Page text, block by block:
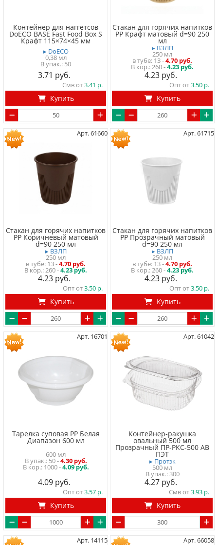
Контейнер для наггетсов
DoECO BASE Fast Food Box S
Крафт 115×74×45 мм
▸ DoECO
0,38 мл
50
3.71
Смв от3.41
Купить
Стакан для горячих напитков
PP Крафт матовый d=90 250
мл
▸ ВЗЛП
250 мл
в тубе 13-4.70 руб.
260 -4.23 руб.
4.23
Опт от3.50
Купить
Арт. 61660
Стакан для горячих напитков
PP Коричневый матовый
d=90 250 мл
▸ ВЗЛП
250 мл
в тубе 13-4.70 руб.
260 -4.23 руб.
4.23
Опт от3.50
Купить
Арт. 61715
Стакан для горячих напитков
PP Прозрачный матовый
d=90 250 мл
▸ ВЗЛП
250 мл
в тубе 13-4.70 руб.
260 -4.23 руб.
4.23
Опт от3.50
Купить
Арт. 16701
Тарелка суповая PP Белая
Диапазон 600 мл
600 мл
50-4.30 руб.
1000 -4.09 руб.
4.09
Опт от3.57
Купить
Арт. 61042
Контейнер-ракушка
овальный 500 мл
Прозрачный ПР-РКС-500 АВ
ПЭТ
▸ Протэк
500 мл
300
4.27
Смв от3.93
Купить
Арт. 14115 Арт. 66058